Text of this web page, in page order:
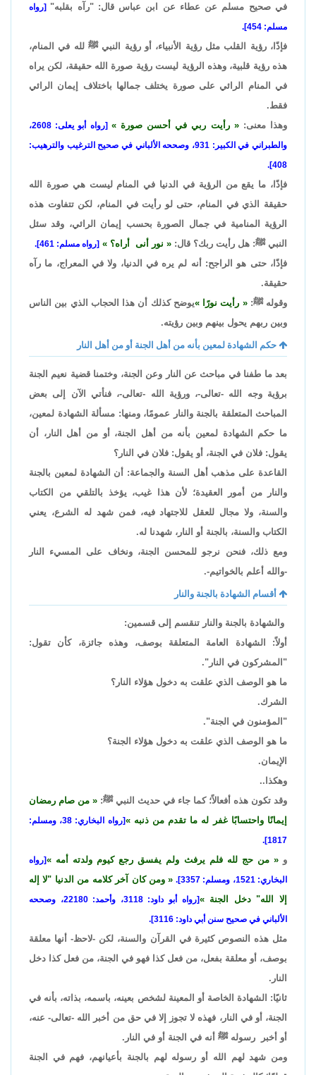
في صحيح مسلم عن عطاء عن ابن عباس قال: "رآه بقلبه" [رواه
مسلم: 454].
فإذًا، رؤية القلب مثل رؤية الأنبياء، أو رؤية النبي ﷺ لله في المنام،
هذه رؤية قلبية، وهذه الرؤية ليست رؤية صورة الله حقيقة، لكن يراه
في المنام الرائي على صورة يختلف جمالها باختلاف إيمان الرائي
فقط.
وهذا معنى:
رأيت ربي في أحسن صورة
[رواه أبو يعلى: 2608،
والطبراني في الكبير: 931، وصححه الألباني في صحيح الترغيب والترهيب:
408].
فإذًا، ما يقع من الرؤية في الدنيا في المنام ليست هي صورة الله
حقيقة الذي في المنام، حتى لو رأيت في المنام، لكن تتفاوت هذه
الرؤية المنامية في جمال الصورة بحسب إيمان الرائي، وقد سئل
النبي ﷺ: هل رأيت ربك؟ قال:
نور أنى أراه؟ [رواه مسلم: 461].
فإذًا، حتى هو الراجح: أنه لم يره في الدنيا، ولا في المعراج، ما رآه
حقيقة.
وقوله ﷺ:
رأيت نورًا
يوضح كذلك أن هذا الحجاب الذي بين الناس
وبين ربهم يحول بينهم وبين رؤيته.
حكم الشهادة لمعين بأنه من أهل الجنة أو من أهل النار
بعد ما طفنا في مباحث عن النار وعن الجنة، وختمنا قضية نعيم الجنة
برؤية وجه الله -تعالى-، ورؤية الله -تعالى-، فنأتي الآن إلى بعض
المباحث المتعلقة بالجنة والنار عمومًا، ومنها: مسألة الشهادة لمعين،
ما حكم الشهادة لمعين بأنه من أهل الجنة، أو من أهل النار، أن
يقول: فلان في الجنة، أو يقول: فلان في النار؟
القاعدة على مذهب أهل السنة والجماعة: أن الشهادة لمعين بالجنة
والنار من أمور العقيدة؛ لأن هذا غيب، يؤخذ بالتلقي من الكتاب
والسنة، ولا مجال للعقل للاجتهاد فيه، فمن شهد له الشرع، يعني
الكتاب والسنة، بالجنة أو النار، شهدنا له.
ومع ذلك، فنحن نرجو للمحسن الجنة، ونخاف على المسيء النار
-والله أعلم بالخواتيم-.
أقسام الشهادة بالجنة والنار
والشهادة بالجنة والنار تنقسم إلى قسمين:
أولاً: الشهادة العامة المتعلقة بوصف، وهذه جائزة، كأن تقول:
"المشركون في النار".
ما هو الوصف الذي علقت به دخول هؤلاء النار؟
الشرك.
"المؤمنون في الجنة".
ما هو الوصف الذي علقت به دخول هؤلاء الجنة؟
الإيمان.
وهكذا..
وقد تكون هذه أفعالاً؛ كما جاء في حديث النبي ﷺ:
من صام رمضان
إيمانًا واحتسابًا غفر له ما تقدم من ذنبه
[رواه البخاري: 38، ومسلم:
1817].
و من حج لله فلم يرفث ولم يفسق رجع كيوم ولدته أمه
[رواه
البخاري: 1521، ومسلم: 3357].
ومن كان آخر كلامه من الدنيا "لا إله
إلا الله" دخل الجنة
[رواه أبو داود: 3118، وأحمد: 22180، وصححه
الألباني في صحيح سنن أبي داود: 3116].
مثل هذه النصوص كثيرة في القرآن والسنة، لكن -لاحظ- أنها معلقة
بوصف، أو معلقة بفعل، من فعل كذا فهو في الجنة، من فعل كذا دخل
النار.
ثانيًا: الشهادة الخاصة أو المعينة لشخص بعينه، باسمه، بذاته، بأنه في
الجنة، أو في النار، فهذه لا تجوز إلا في حق من أخبر الله -تعالى- عنه،
أو أخبر رسوله ﷺ أنه في الجنة أو في النار.
ومن شهد لهم الله أو رسوله لهم بالجنة بأعيانهم، فهم في الجنة